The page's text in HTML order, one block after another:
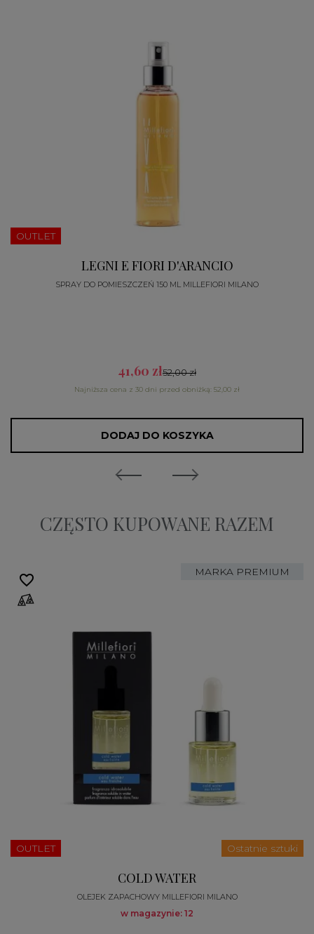
OUTLET
LEGNI E FIORI D'ARANCIO
SPRAY DO POMIESZCZEŃ 150 ML MILLEFIORI MILANO
41,60 zł52,00 zł
Najniższa cena z 30 dni przed obniżką: 52,00 zł
DODAJ DO KOSZYKA
CZĘSTO KUPOWANE RAZEM
MARKA PREMIUM
OUTLET Ostatnie sztuki
COLD WATER
OLEJEK ZAPACHOWY MILLEFIORI MILANO
w magazynie: 12
favorite_border